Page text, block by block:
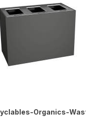
Organics-